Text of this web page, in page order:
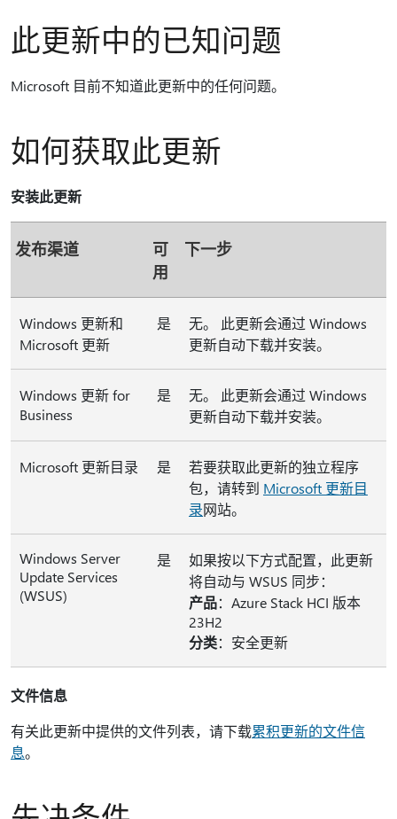
此更新中的已知问题
Microsoft 目前不知道此更新中的任何问题。
如何获取此更新
安装此更新
发布渠道
可
用
下一步
Windows 更新和
Microsoft 更新
是
无。 此更新会通过 Windows
更新自动下载并安装。
Windows 更新 for
Business
是
无。 此更新会通过 Windows
更新自动下载并安装。
Microsoft 更新目录 是
若要获取此更新的独立程序
包，请转到 Microsoft 更新目
录网站。
Windows Server
Update Services
(WSUS)
是
如果按以下方式配置，此更新
将自动与 WSUS 同步：
产品：Azure Stack HCI 版本
23H2
分类：安全更新
文件信息
有关此更新中提供的文件列表，请下载累积更新的文件信
息。